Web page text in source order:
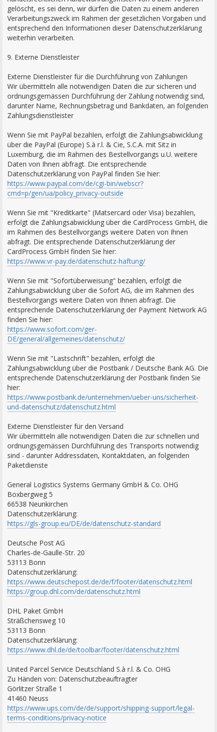
gelöscht, es sei denn, wir dürfen die Daten zu einem anderen
Verarbeitungszweck im Rahmen der gesetzlichen Vorgaben und
entsprechend den Informationen dieser Datenschutzerklärung
weiterhin verarbeiten.
9. Externe Dienstleister
Externe Dienstleister für die Durchführung von Zahlungen
Wir übermitteln alle notwendigen Daten die zur sicheren und
ordnungsgemässen Durchführung der Zahlung notwendig sind,
darunter Name, Rechnungsbetrag und Bankdaten, an folgenden
Zahlungsdienstleister
Wenn Sie mit PayPal bezahlen, erfolgt die Zahlungsabwicklung
über die PayPal (Europe) S.à r.l. & Cie, S.C.A. mit Sitz in
Luxemburg, die im Rahmen des Bestellvorgangs u.U. weitere
Daten von Ihnen abfragt. Die entsprechende
Datenschutzerklärung von PayPal finden Sie hier:
https://www.paypal.com/de/cgi-bin/webscr?
cmd=p/gen/ua/policy_privacy-outside
Wenn Sie mit "Kreditkarte" (Matsercard oder Visa) bezahlen,
erfolgt die Zahlungsabwicklung über die CardProcess GmbH, die
im Rahmen des Bestellvorgangs weitere Daten von Ihnen
abfragt. Die entsprechende Datenschutzerklärung der
CardProcess GmbH finden Sie hier:
https://www.vr-pay.de/datenschutz-haftung/
Wenn Sie mit "Sofortüberweisung" bezahlen, erfolgt die
Zahlungsabwicklung über die Sofort AG, die im Rahmen des
Bestellvorgangs weitere Daten von Ihnen abfragt. Die
entsprechende Datenschutzerklärung der Payment Network AG
finden Sie hier:
https://www.sofort.com/ger-
DE/general/allgemeines/datenschutz/
Wenn Sie mit "Lastschrift" bezahlen, erfolgt die
Zahlungsabwicklung über die Postbank / Deutsche Bank AG. Die
entsprechende Datenschutzerklärung der Postbank finden Sie
hier:
https://www.postbank.de/unternehmen/ueber-uns/sicherheit-
und-datenschutz/datenschutz.html
Externe Dienstleister für den Versand
Wir übermitteln alle notwendigen Daten die zur schnellen und
ordnungsgemässen Durchführung des Transports notwendig
sind - darunter Addressdaten, Kontaktdaten, an folgenden
Paketdienste
General Logistics Systems Germany GmbH & Co. OHG
Boxbergweg 5
66538 Neunkirchen
Datenschutzerklärung:
https://gls-group.eu/DE/de/datenschutz-standard
Deutsche Post AG
Charles-de-Gaulle-Str. 20
53113 Bonn
Datenschutzerklärung:
https://www.deutschepost.de/de/f/footer/datenschutz.html
https://group.dhl.com/de/datenschutz.html
DHL Paket GmbH
Sträßchensweg 10
53113 Bonn
Datenschutzerklärung:
https://www.dhl.de/de/toolbar/footer/datenschutz.html
United Parcel Service Deutschland S.à r.l. & Co. OHG
Zu Händen von: Datenschutzbeauftragter
Görlitzer Straße 1
41460 Neuss
https://www.ups.com/de/de/support/shipping-support/legal-
terms-conditions/privacy-notice